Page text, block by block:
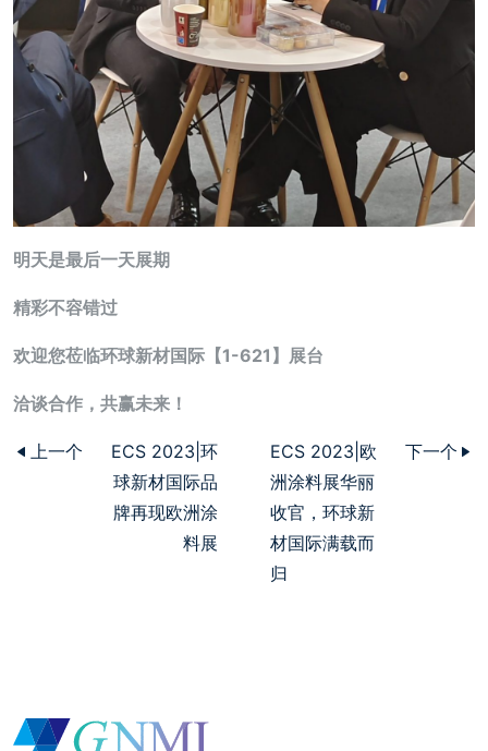
明天是最后一天展期
精彩不容错过
欢迎您莅临环球新材国际【1-621】展台
洽谈合作，共赢未来！
上一个
ECS 2023|环
球新材国际品
牌再现欧洲涂
料展
ECS 2023|欧
洲涂料展华丽
收官，环球新
材国际满载而
归
下一个